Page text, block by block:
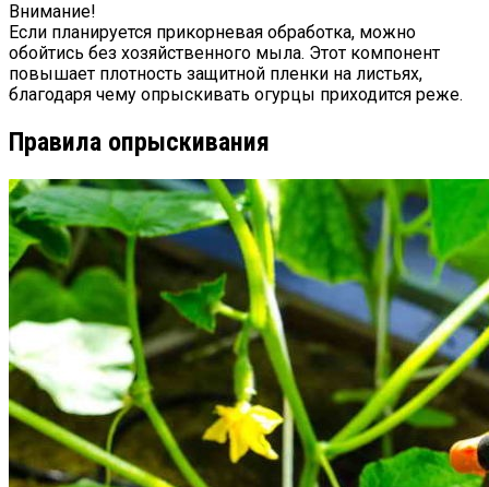
Внимание!
Если планируется прикорневая обработка, можно
обойтись без хозяйственного мыла. Этот компонент
повышает плотность защитной пленки на листьях,
благодаря чему опрыскивать огурцы приходится реже.
Правила опрыскивания